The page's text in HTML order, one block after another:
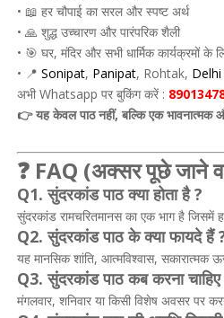
• 📖 हर चौपाई का सरल और स्पष्ट अर्थ
• 🙏 शुद्ध उच्चारण और पारंपरिक शैली
• 🎯 घर, मंदिर और सभी धार्मिक कार्यक्रमों के
• 📍Sonipat, Panipat, Rohtak, Delhi
अभी Whatsapp पर बुकिंग करें :
👉 यह केवल पाठ नहीं, बल्कि एक भावनात्मक
❓ FAQ (अक्सर पूछे जाने
Q1. सुंदरकांड पाठ क्या होता है ?
सुंदरकांड रामचरितमानस का एक भाग है जिसमें
Q2. सुंदरकांड पाठ के क्या फायदे हैं
यह मानसिक शांति, आत्मविश्वास, सकारात्मक
Q3. सुंदरकांड पाठ कब करना चाहिए
मंगलवार, शनिवार या किसी विशेष अवसर पर